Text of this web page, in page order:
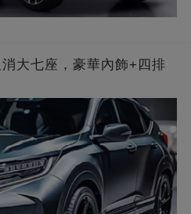
大七座，豪華內飾+四排